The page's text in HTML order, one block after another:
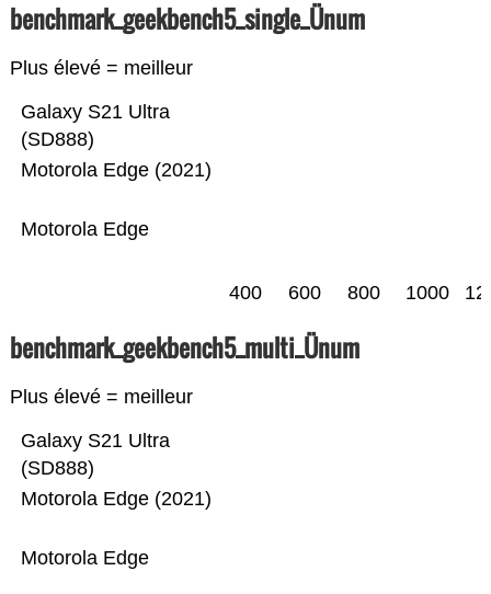
benchmark_geekbench5_single_Ünum
Plus élevé = meilleur
Motorola Edge
Motorola Edge (2021)
Galaxy S21 Ultra
(SD888)
400 600 800 1000
benchmark_geekbench5_multi_Ünum
Plus élevé = meilleur
Motorola Edge
Motorola Edge (2021)
Galaxy S21 Ultra
(SD888)